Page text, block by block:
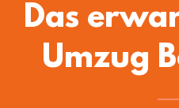
Das
Umzug